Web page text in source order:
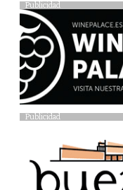
Publicidad
Publicidad